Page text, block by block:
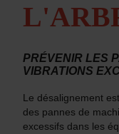
PRÉVENIR LES
VIBRATIONS
Le désalignement
des pannes de
excessifs dans les